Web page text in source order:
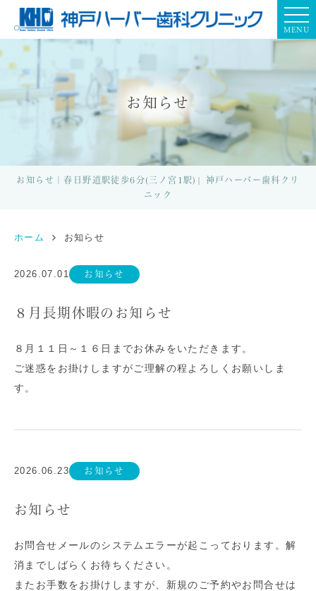
MENU
お知らせ
お知らせ｜春日野道駅徒歩6分(三ノ宮1駅)| 神戸ハーバー歯科クリ
ニック
ホーム お知らせ
2026.07.01 お知らせ
８月長期休暇のお知らせ
８月１１日～１６日までお休みをいただきます。
ご迷惑をお掛けしますがご理解の程よろしくお願いしま
す。
2026.06.23 お知らせ
お知らせ
お問合せメールのシステムエラーが起こっております。解
消までしばらくお待ちください。
またお手数をお掛けしますが、新規のご予約やお問合せは